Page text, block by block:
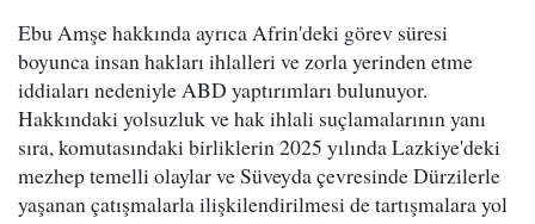
Ebu Amşe hakkında ayrıca Afrin'deki görev süresi
boyunca insan hakları ihlalleri ve zorla yerinden etme
iddiaları nedeniyle ABD yaptırımları bulunuyor.
Hakkındaki yolsuzluk ve hak ihlali suçlamalarının yanı
sıra, komutasındaki birliklerin 2025 yılında Lazkiye'deki
mezhep temelli olaylar ve Süveyda çevresinde Dürzilerle
yaşanan çatışmalarla ilişkilendirilmesi de tartışmalara yol